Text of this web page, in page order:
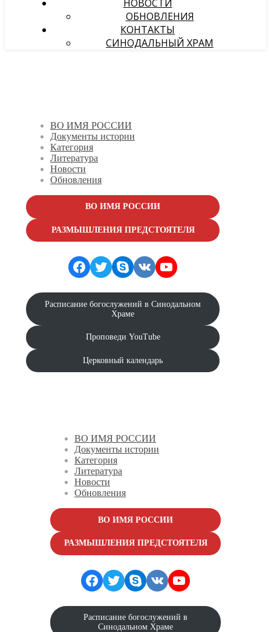
НОВОСТИ
ОБНОВЛЕНИЯ
КОНТАКТЫ
СИНОДАЛЬНЫЙ ХРАМ
ВО ИМЯ РОССИИ
Документы истории
Категория
Литература
Новости
Обновления
ВО ИМЯ РОССИИ
РАЗМЫШЛЕНИЯ ПРЕДСТОЯТЕЛЯ
Facebook
Twitter
Skype
VKYouTube
Расписание богослужений в Синодальном
Храме
Проповеди YouTube
Церковный календарь
ВО ИМЯ РОССИИ
Документы истории
Категория
Литература
Новости
Обновления
ВО ИМЯ РОССИИ
РАЗМЫШЛЕНИЯ ПРЕДСТОЯТЕЛЯ
Facebook
Twitter
Skype
VKYouTube
Расписание богослужений в
Синодальном Храме